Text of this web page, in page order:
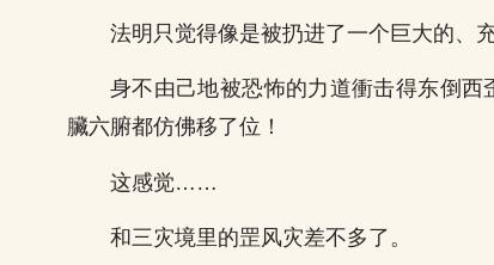
法明只觉得像是被扔进了一个巨大的、
身不由己地被恐怖的力道衝击得东倒
臟六腑都仿佛移了位！
这感觉……
和三灾境里的罡风灾差不多了。